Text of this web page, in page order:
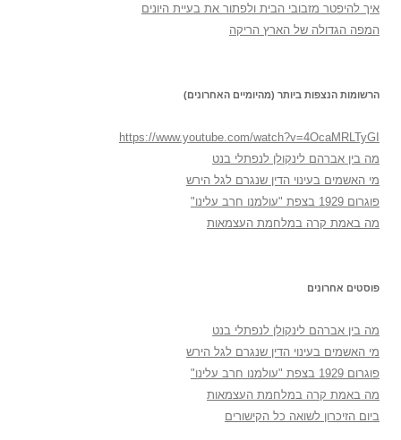
איך להיפטר מזבובי הבית ולפתור את בעיית היונים
המפה הגדולה של הארץ הריקה
הרשומות הנצפות ביותר (מהיומיים האחרונים)
https://www.youtube.com/watch?v=4OcaMRLTyGI
מה בין אברהם לינקולן לנפתלי בנט
מי האשמים בעינוי הדין שנגרם לגל הירש
פוגרום 1929 בצפת "עולמנו חרב עלינו"
מה באמת קרה במלחמת העצמאות
פוסטים אחרונים
מה בין אברהם לינקולן לנפתלי בנט
מי האשמים בעינוי הדין שנגרם לגל הירש
פוגרום 1929 בצפת "עולמנו חרב עלינו"
מה באמת קרה במלחמת העצמאות
ביום הזיכרון לשואה כל הקישורים